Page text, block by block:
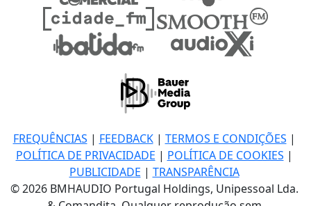
FREQUÊNCIAS | FEEDBACK| TERMOS E CONDIÇÕES |
POLÍTICA DE PRIVACIDADE | POLÍTICA DE COOKIES |
PUBLICIDADE | TRANSPARÊNCIA
© 2026 BMHAUDIO Portugal Holdings, Unipessoal Lda.